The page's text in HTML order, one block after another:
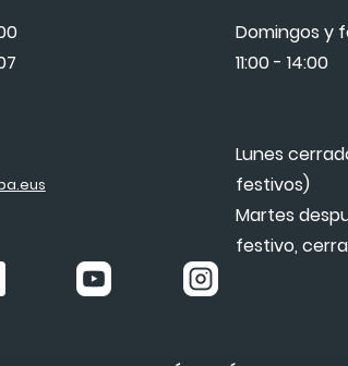
Domingos y
11:00 - 14:00
Lunes
festivos)
Martes
festivo,